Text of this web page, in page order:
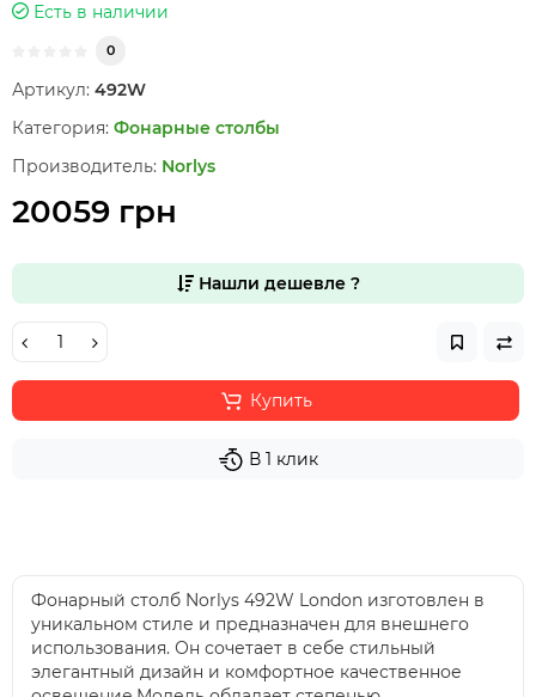
Есть в наличии
0
Артикул: 492W
Категория: Фонарные столбы
Производитель: Norlys
20059 грн
Нашли дешевле ?
Купить
В 1 клик
Фонарный столб Norlys 492W London изготовлен в
уникальном стиле и предназначен для внешнего
использования. Он сочетает в себе стильный
элегантный дизайн и комфортное качественное